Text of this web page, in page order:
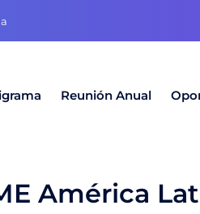
Reunión Anual
América